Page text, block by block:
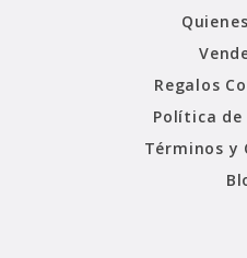
Regalos
Política de
Términos y